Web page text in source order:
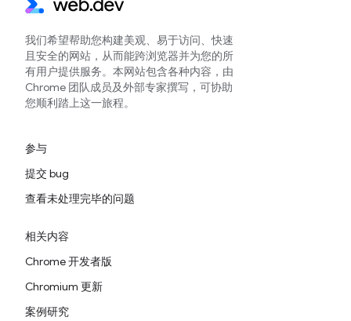
我们希望帮助您构建美观、易于访问、快速
且安全的网站，从而能跨浏览器并为您的所
有用户提供服务。本网站包含各种内容，由
Chrome 团队成员及外部专家撰写，可协助
您顺利踏上这一旅程。
参与
提交 bug
查看未处理完毕的问题
相关内容
Chrome 开发者版
Chromium 更新
案例研究